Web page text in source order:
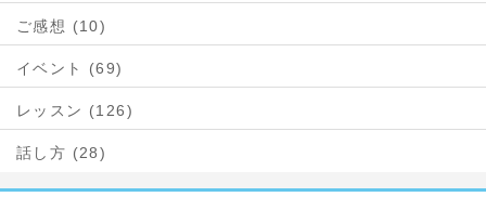
ご感想 (10)
イベント (69)
レッスン (126)
話し方 (28)